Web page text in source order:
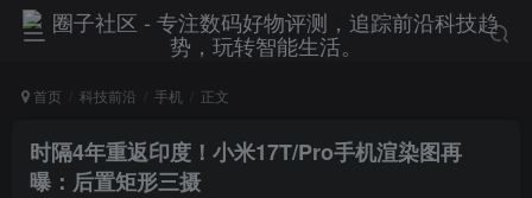
首页 科技前沿 手机 正文
时隔4年重返印度！小米17T/Pro手机渲染图再
曝：后置矩形三摄